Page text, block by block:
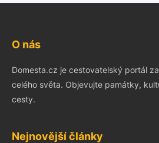
O nás
Domesta.cz je cestovatelský portál
celého světa. Objevujte památky,
cesty.
Nejnovější články